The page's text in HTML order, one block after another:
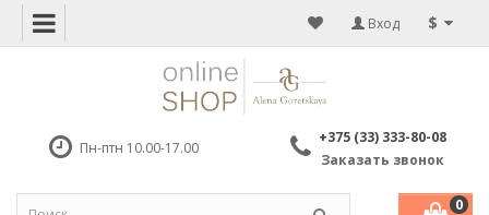
$
Вход
Пн-птн 10.00-17.00
+375 (33) 333-80-08
Заказать звонок
0